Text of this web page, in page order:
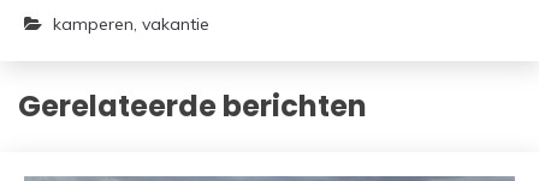
kamperen, vakantie
Gerelateerde berichten